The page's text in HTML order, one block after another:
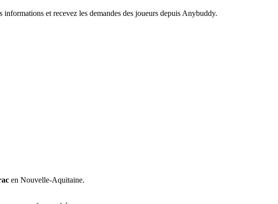
et recevez les demandes des joueurs depuis Anybuddy.
en Nouvelle-Aquitaine.